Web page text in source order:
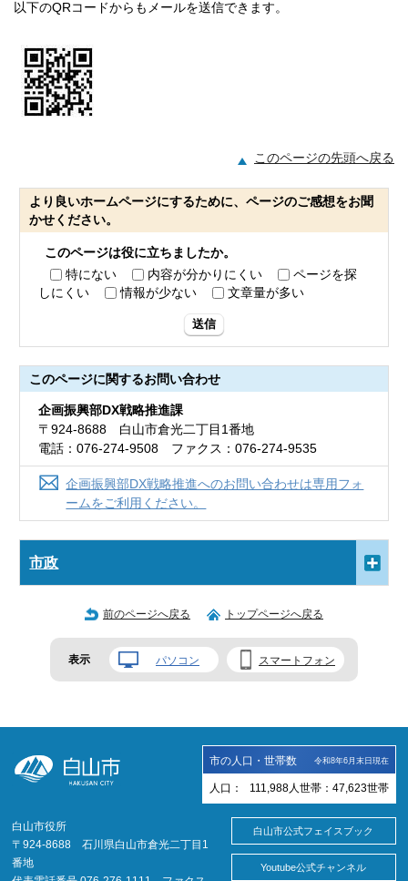
以下のQRコードからもメールを送信できます。
このページの先頭へ戻る
より良いホームページにするために、ページのご感想をお聞
かせください。
このページは役に立ちましたか。
特にない
内容が分かりにくい
ページを探
しにくい
情報が少ない 文章量が多い
送信
このページに関するお問い合わせ
企画振興部DX戦略推進課
〒924-8688 白山市倉光二丁目1番地
電話：076-274-9508 ファクス：076-274-9535
企画振興部DX戦略推進へのお問い合わせは専用フォ
ームをご利用ください。
市政
前のページへ戻る トップページへ戻る
表示 パソコン スマートフォン
市の人口・世帯数 令和8年6月末日現在
人口： 111,988 人 世帯： 47,623世帯
白山市役所
〒924-8688 石川県白山市倉光二丁目1
番地
白山市公式フェイスブック
Youtube公式チャンネル